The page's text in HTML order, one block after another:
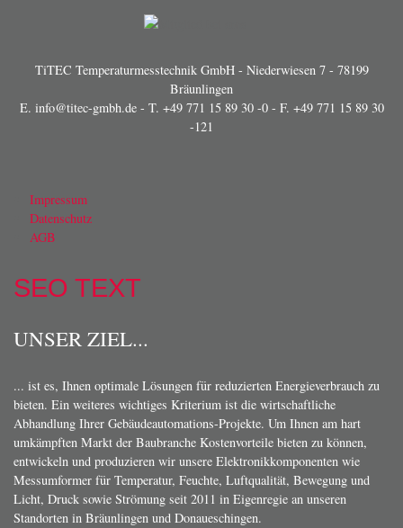
TiTEC Temperaturmesstechnik GmbH - Niederwiesen 7 - 78199
Bräunlingen
E. info@titec-gmbh.de- T. +49 771 15 89 30 -0- F. +49 771 15 89 30
-121
Impressum
Datenschutz
AGB
SEO TEXT
UNSER ZIEL...
... ist es, Ihnen optimale Lösungen für reduzierten Energieverbrauch zu
bieten. Ein weiteres wichtiges Kriterium ist die wirtschaftliche
Abhandlung Ihrer Gebäudeautomations-Projekte. Um Ihnen am hart
umkämpften Markt der Baubranche Kostenvorteile bieten zu können,
entwickeln und produzieren wir unsere Elektronikkomponenten wie
Messumformer für Temperatur, Feuchte, Luftqualität, Bewegung und
Licht, Druck sowie Strömung seit 2011 in Eigenregie an unseren
Standorten in Bräunlingen und Donaueschingen.